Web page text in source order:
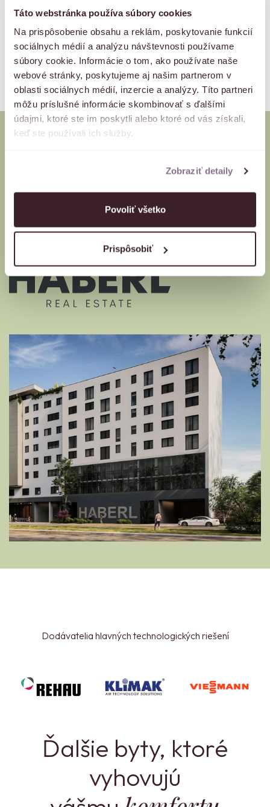
Táto webstránka používa súbory cookies
Na prispôsobenie obsahu a reklám, poskytovanie funkcií
sociálnych médií a analýzu návštevnosti používame
súbory cookie. Informácie o tom, ako používate naše
webové stránky, poskytujeme aj našim partnerom v
oblasti sociálnych médií, inzercie a analýzy. Títo partneri
môžu príslušné informácie skombinovať s ďalšími
údajmi, ktoré ste im poskytli alebo ktoré od vás získali,
keď ste používali ich služby.
Zobraziť detaily
Povoliť všetko
Prispôsobiť
O váš rezidenčný komfort sa stará HABERL Real Estate,
súčasť investičnej skupiny HABERL. Symbiózu s lokalitou,
použitie inovatívnych technológií a orientáciu na zelenú
budúcnosť docieľujeme spájaním sa s prémiovými partnermi.
Dodávatelia hlavných technologických riešení
Ďalšie byty, ktoré
vyhovujú